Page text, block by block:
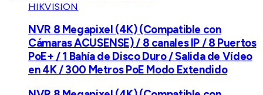
HIKVISION
NVR 8 Megapixel (4K) (Compatible con
Cámaras ACUSENSE) / 8 canales IP / 8 Puertos
PoE+ / 1 Bahía de Disco Duro / Salida de Vídeo
en 4K / 300 Metros PoE Modo Extendido